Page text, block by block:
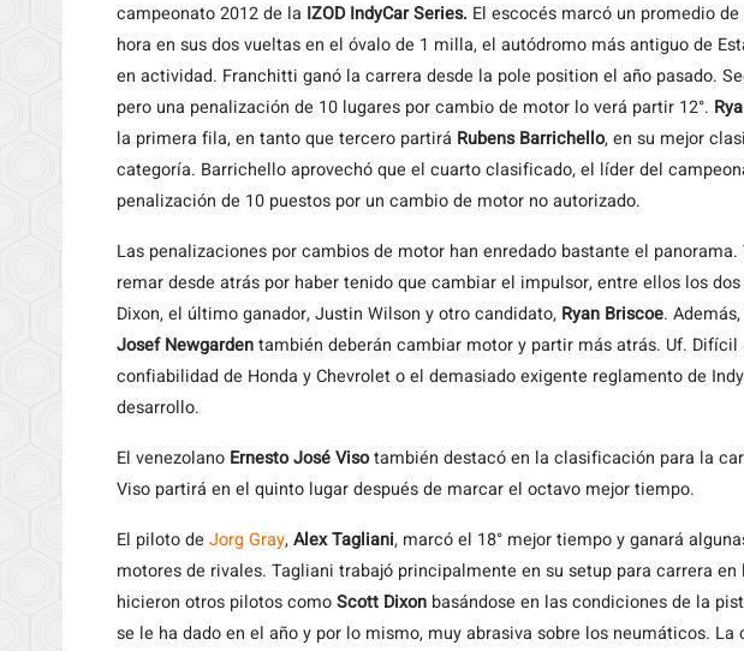
campeonato 2012 de la IZOD IndyCar Series. El escocés marcó un promedio
hora en sus dos vueltas en el óvalo de 1 milla, el autódromo más antiguo de
en actividad. Franchitti ganó la carrera desde la pole position el año pasado.
pero una penalización de 10 lugares por cambio de motor lo verá partir 12°.
la primera fila, en tanto que tercero partirá Rubens Barrichello, en su mejor
categoría. Barrichello aprovechó que el cuarto clasificado, el líder del
penalización de 10 puestos por un cambio de motor no autorizado.
Las penalizaciones por cambios de motor han enredado bastante el
remar desde atrás por haber tenido que cambiar el impulsor, entre ellos los
Dixon, el último ganador, Justin Wilson y otro candidato, Ryan Briscoe. Además,
Josef Newgardentambién deberán cambiar motor y partir más atrás. Uf.
confiabilidad de Honda y Chevrolet o el demasiado exigente reglamento de
desarrollo.
El venezolano Ernesto José Visotambién destacó en la clasificación para la
Viso partirá en el quinto lugar después de marcar el octavo mejor tiempo.
El piloto de Jorg Gray,Alex Tagliani, marcó el 18° mejor tiempo y ganará
motores de rivales. Tagliani trabajó principalmente en su setup para carrera
hicieron otros pilotos comoScott Dixon basándose en las condiciones de la
se le ha dado en el año y por lo mismo, muy abrasiva sobre los neumáticos. La